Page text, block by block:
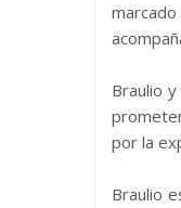
Braulio
por la
Braulio